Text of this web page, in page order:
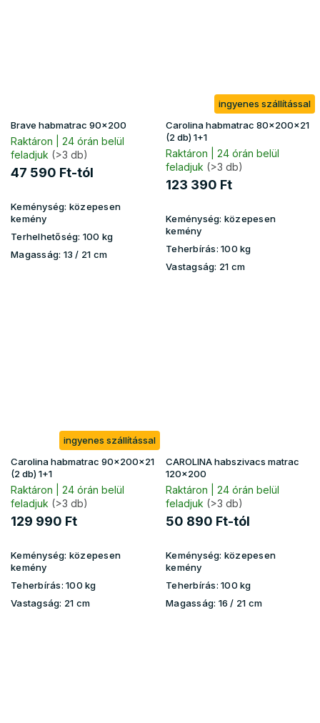
Brave habmatrac 90x200
Raktáron | 24 órán belül
feladjuk (>3 db)
47 590 Ft-tól
Keménység: közepesen
kemény
Terhelhetőség: 100 kg
Magasság: 13 / 21 cm
ingyenes szállítással
Carolina habmatrac 80x200x21
(2 db) 1+1
Raktáron | 24 órán belül
feladjuk (>3 db)
123 390 Ft
Keménység: közepesen
kemény
Teherbírás: 100 kg
Vastagság: 21 cm
ingyenes szállítással
Carolina habmatrac 90x200x21
(2 db) 1+1
Raktáron | 24 órán belül
feladjuk (>3 db)
129 990 Ft
Keménység: közepesen
kemény
Teherbírás: 100 kg
Vastagság: 21 cm
CAROLINA habszivacs matrac
120x200
Raktáron | 24 órán belül
feladjuk (>3 db)
50 890 Ft-tól
Keménység: közepesen
kemény
Teherbírás: 100 kg
Magasság: 16 / 21 cm